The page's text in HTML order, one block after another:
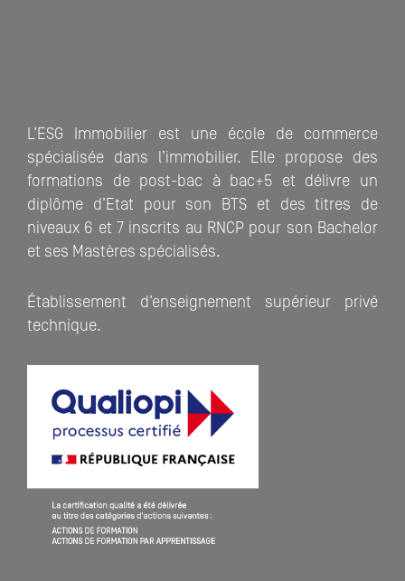
L’ESG Immobilier est une école de commerce
spécialisée dans l’immobilier. Elle propose des
formations de post-bac à bac+5 et délivre un
diplôme d’Etat pour son BTS et des titres de
niveaux 6 et 7 inscrits au RNCP pour son Bachelor
et ses Mastères spécialisés.
Établissement d’enseignement supérieur privé
technique.